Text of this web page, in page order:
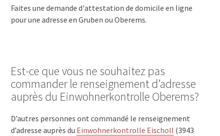
Faites une demande d'attestation de domicile en ligne
pour une adresse en Gruben ou Oberems.
Est-ce que vous ne souhaitez pas
commander le renseignement d’adresse
auprès du Einwohnerkontrolle Oberems?
D’autres personnes ont commandé le renseignement
d’adresse auprès du Einwohnerkontrolle Eischoll (3943